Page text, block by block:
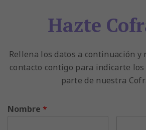
Hazte
Rellena los datos a continuación y
contacto contigo para indicarte
parte de nuestra
Nombre *